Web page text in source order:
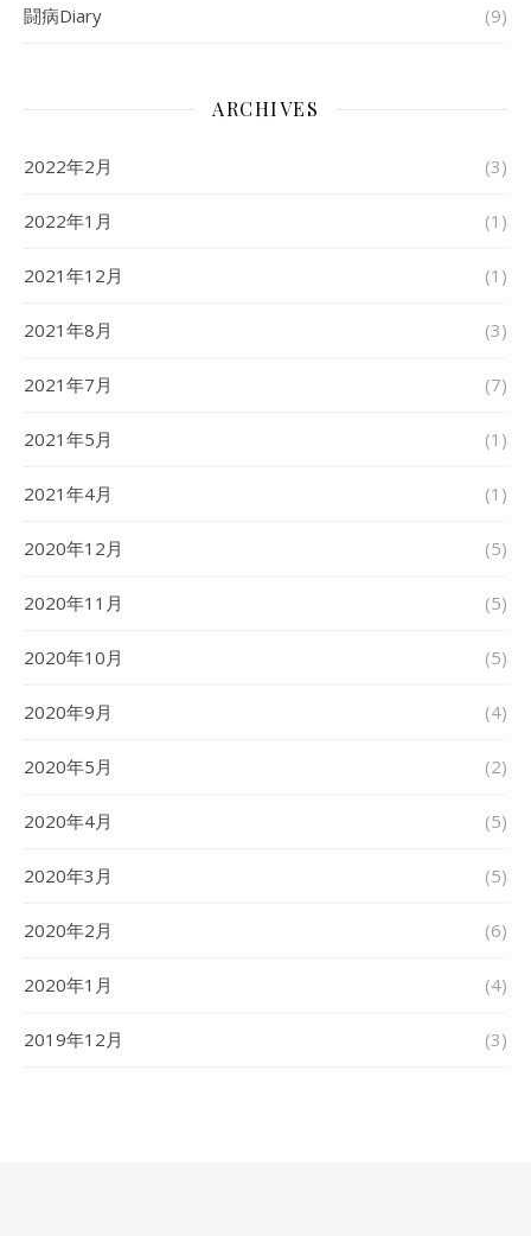
闘病Diary (9)
ARCHIVES
2022年2月 (3)
2022年1月 (1)
2021年12月 (1)
2021年8月 (3)
2021年7月 (7)
2021年5月 (1)
2021年4月 (1)
2020年12月 (5)
2020年11月 (5)
2020年10月 (5)
2020年9月 (4)
2020年5月 (2)
2020年4月 (5)
2020年3月 (5)
2020年2月 (6)
2020年1月 (4)
2019年12月 (3)